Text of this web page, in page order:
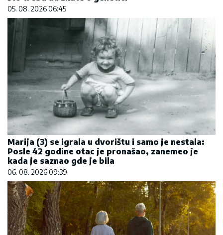
05. 08. 2026 06:45
Marija (3) se igrala u dvorištu i samo je nestala:
Posle 42 godine otac je pronašao, zanemeo je
kada je saznao gde je bila
06. 08. 2026 09:39